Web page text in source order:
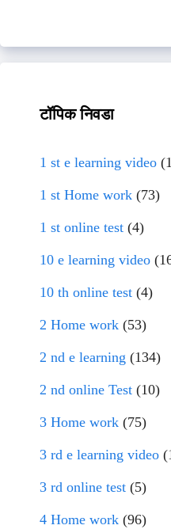
टॉपिक निवडा
1 st e learning video
1 st Home work (73)
1 st online test (4)
10 e learning video
10 th online test (4)
2 Home work (53)
2 nd e learning (134)
2 nd online Test (10)
3 Home work (75)
3 rd e learning video
3 rd online test (5)
4 Home work (96)